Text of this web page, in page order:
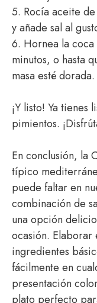
5. Rocía aceite
y añade sal al
6. Hornea la
minutos, o hasta
masa esté dorada.
¡Y listo! Ya tienes
pimientos.
En conclusión, la
típico
puede faltar en
combinación de
una opción
ocasión. Elaborar
ingredientes
fácilmente en
presentación
plato perfecto